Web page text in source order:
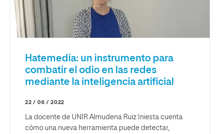
Hatemedia: un instrumento para
combatir el odio en las redes
mediante la inteligencia artificial
22 / 06 / 2022
La docente de UNIR Almudena Ruiz Iniesta cuenta
cómo una nueva herramienta puede detectar,